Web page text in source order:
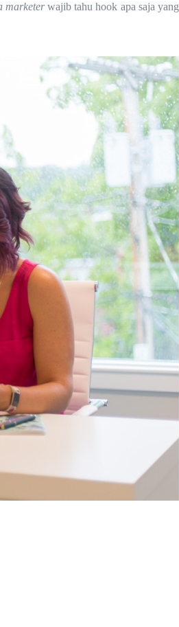
marketerwajib tahu hook apa saja yang